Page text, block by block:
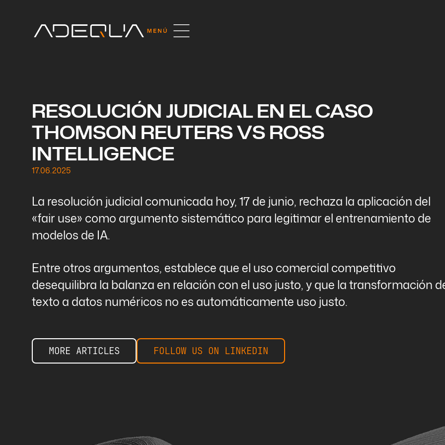
RESOLUCIÓN JUDICIAL EN EL CASO
THOMSON REUTERS VS ROSS
INTELLIGENCE
17.06.2025
La resolución judicial comunicada hoy, 17 de junio, rechaza la aplicación del
«fair use» como argumento sistemático para legitimar el entrenamiento de
modelos de IA.
Entre otros argumentos, establece que el uso comercial competitivo
desequilibra la balanza en relación con el uso justo, y que la transformación
texto a datos numéricos no es automáticamente uso justo.
MORE ARTICLES FOLLOW US ON LINKEDIN